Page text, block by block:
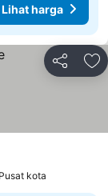
Lihat harga
Bagikan
kota